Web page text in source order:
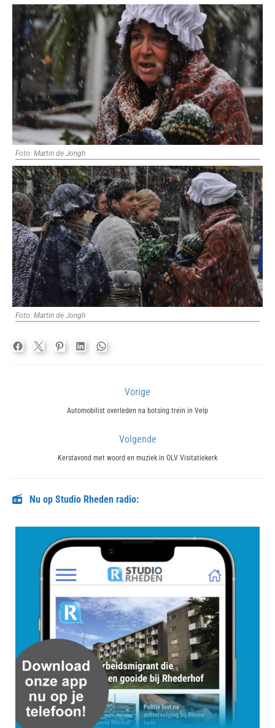
Foto: Martin de Jongh
Foto: Martin de Jongh
Vorige
Previous
Automobilist overleden na botsing trein in Velp
Volgende
Next
Kerstavond met woord en muziek in OLV Visitatiekerk
Nu op Studio Rheden radio: